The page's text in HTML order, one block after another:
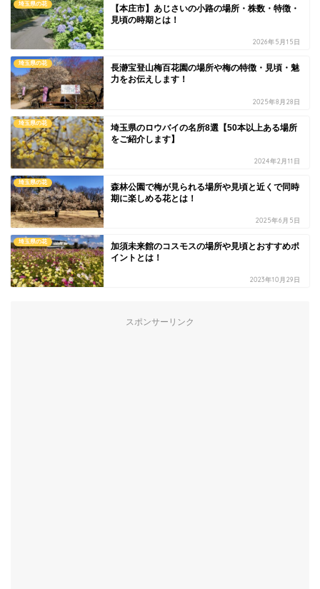
埼玉県の花
【本庄市】あじさいの小路の場所・株数・特徴・
見頃の時期とは！
2026年5月15日
埼玉県の花
長瀞宝登山梅百花園の場所や梅の特徴・見頃・魅
力をお伝えします！
2025年8月28日
埼玉県の花
埼玉県のロウバイの名所8選【50本以上ある場所
をご紹介します】
2024年2月11日
埼玉県の花
森林公園で梅が見られる場所や見頃と近くで同時
期に楽しめる花とは！
2025年6月5日
埼玉県の花
加須未来館のコスモスの場所や見頃とおすすめポ
イントとは！
2023年10月29日
スポンサーリンク